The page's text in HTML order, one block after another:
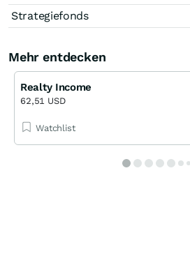
Strategiefonds
Mehr entdecken
Realty Income
62,51 USD
Watchlist